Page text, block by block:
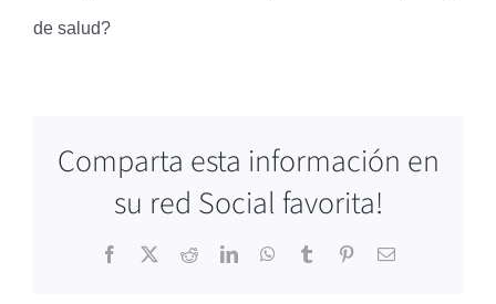
de salud?
Comparta esta información en
su red Social favorita!
Facebook RedditLinkedInWhatsApp
Tumblr PinterestCorreo